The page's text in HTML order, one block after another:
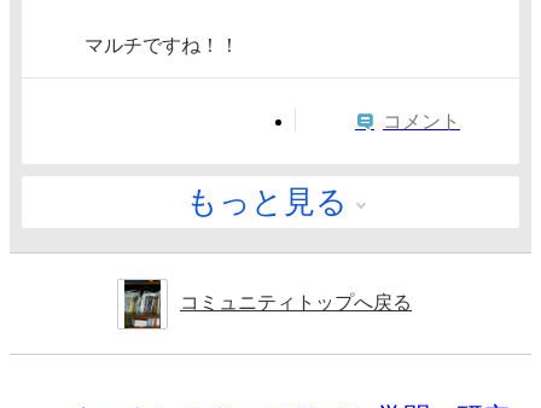
マルチですね！！
コメント
もっと見る
コミュニティトップへ戻る